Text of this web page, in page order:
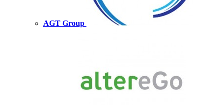
AGT Group